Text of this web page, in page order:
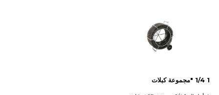
1 1/4 "مجموعة كبلات